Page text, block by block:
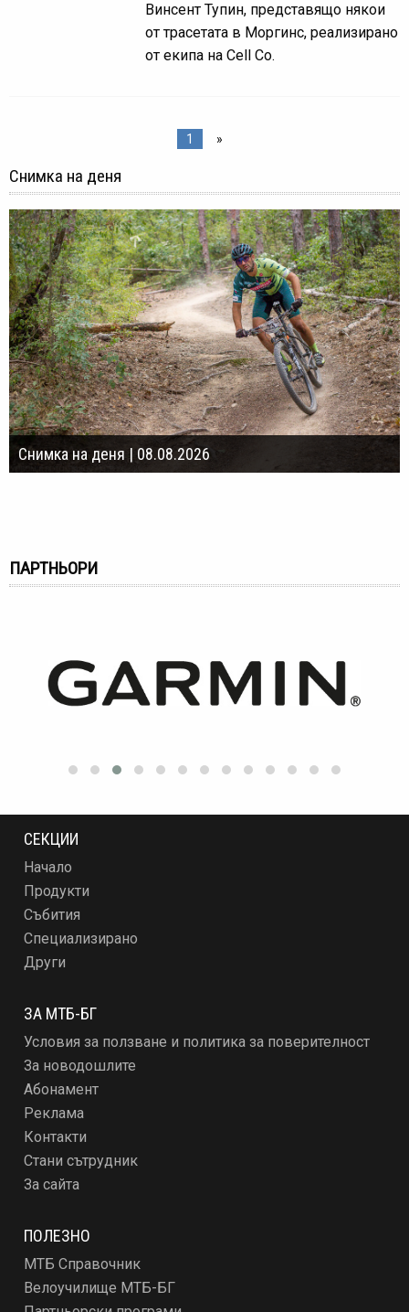
Винсент Тупин, представящо някои
от трасетата в Моргинс, реализирано
от екипа на Cell Co.
1 »
Снимка на деня
Снимка на деня | 08.08.2026
ПАРТНЬОРИ
СЕКЦИИ
Начало
Продукти
Събития
Специализирано
Други
ЗА МТБ-БГ
Условия за ползване и политика за поверителност
За новодошлите
Абонамент
Реклама
Контакти
Стани сътрудник
За сайта
ПОЛЕЗНО
МТБ Справочник
Велоучилище МТБ-БГ